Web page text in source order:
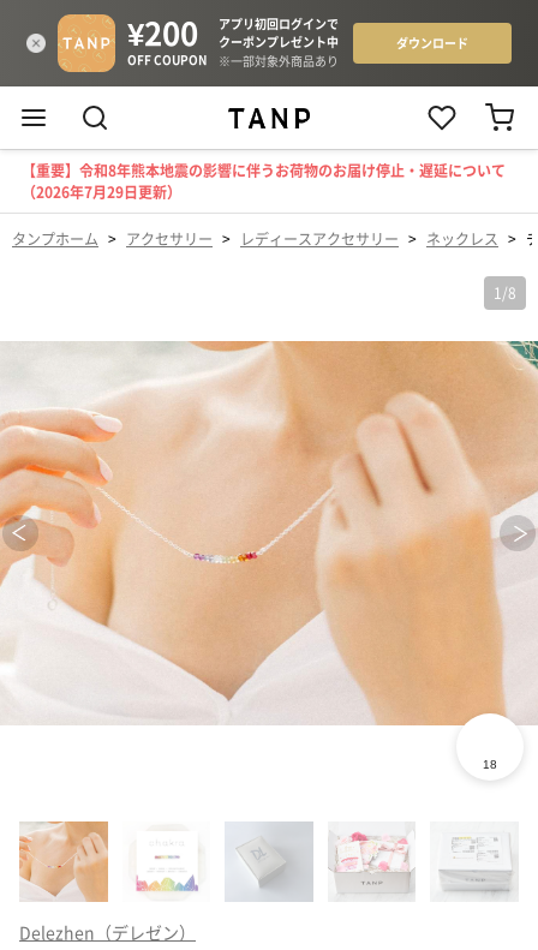
【重要】令和8年熊本地震の影響に伴うお荷物のお届け停止・遅延について
（2026年7月29日更新）
タンプホーム > アクセサリー > レディースアクセサリー > ネックレス >
1 /8
Delezhen（デレゼン）